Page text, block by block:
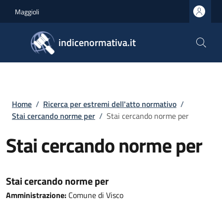
Maggioli
indicenormativa.it
Briciole di pane
Home / Ricerca per estremi dell'atto normativo /
Stai cercando norme per / Stai cercando norme per
Stai cercando norme per
Stai cercando norme per
Amministrazione: Comune di Visco